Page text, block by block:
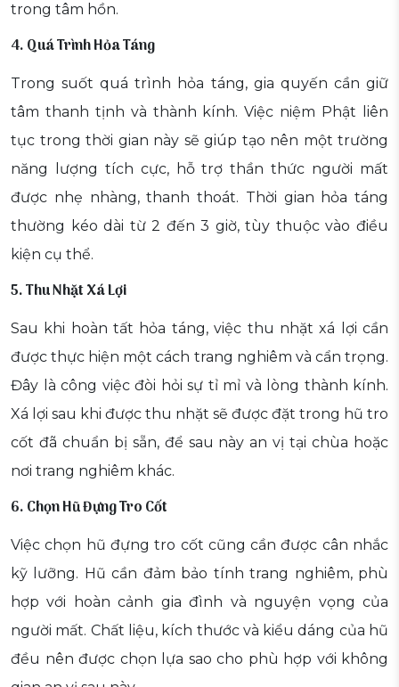
trong tâm hồn.
4. Quá Trình Hỏa Táng
Trong suốt quá trình hỏa táng, gia quyến cần giữ
tâm thanh tịnh và thành kính. Việc niệm Phật liên
tục trong thời gian này sẽ giúp tạo nên một trường
năng lượng tích cực, hỗ trợ thần thức người mất
được nhẹ nhàng, thanh thoát. Thời gian hỏa táng
thường kéo dài từ 2 đến 3 giờ, tùy thuộc vào điều
kiện cụ thể.
5. Thu Nhặt Xá Lợi
Sau khi hoàn tất hỏa táng, việc thu nhặt xá lợi cần
được thực hiện một cách trang nghiêm và cẩn trọng.
Đây là công việc đòi hỏi sự tỉ mỉ và lòng thành kính.
Xá lợi sau khi được thu nhặt sẽ được đặt trong hũ tro
cốt đã chuẩn bị sẵn, để sau này an vị tại chùa hoặc
nơi trang nghiêm khác.
6. Chọn Hũ Đựng Tro Cốt
Việc chọn hũ đựng tro cốt cũng cần được cân nhắc
kỹ lưỡng. Hũ cần đảm bảo tính trang nghiêm, phù
hợp với hoàn cảnh gia đình và nguyện vọng của
người mất. Chất liệu, kích thước và kiểu dáng của hũ
đều nên được chọn lựa sao cho phù hợp với không